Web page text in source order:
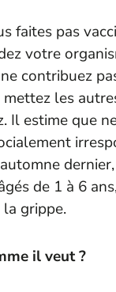
faites pas
votre
contribuez
les
Il estime que
de 1 à 6
grippe.
il veut ?